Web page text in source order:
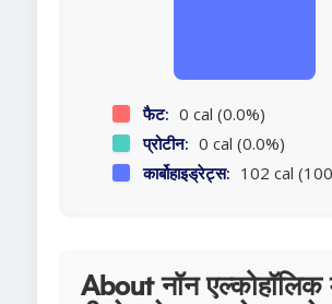
फैट: 0 cal (0.0%)
प्रोटीन: 0 cal (0.0%)
कार्बोहाइड्रेट्स: 102 cal
About नॉन एल्कोहॉलिक